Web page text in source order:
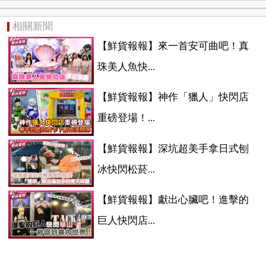
相關新聞
【鮮貨報報】來一首安可曲吧！真
珠美人魚快...
【鮮貨報報】神作「獵人」快閃店
重磅登場！...
【鮮貨報報】深坑超美手拿日式刨
冰快閃松菸...
【鮮貨報報】獻出心臟吧！進擊的
巨人快閃店...